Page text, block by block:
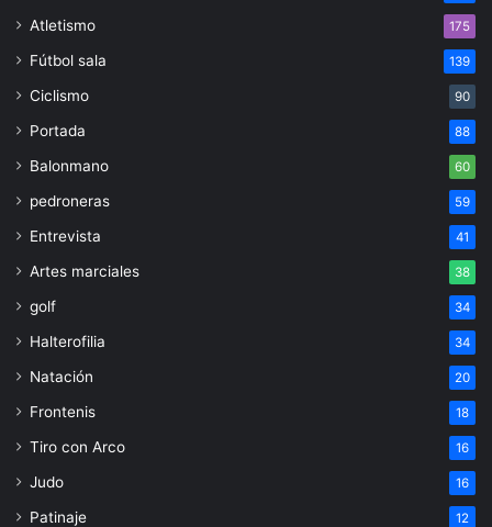
Atletismo 175
Fútbol sala 139
Ciclismo 90
Portada 88
Balonmano 60
pedroneras 59
Entrevista 41
Artes marciales 38
golf 34
Halterofilia 34
Natación 20
Frontenis 18
Tiro con Arco 16
Judo 16
Patinaje 12